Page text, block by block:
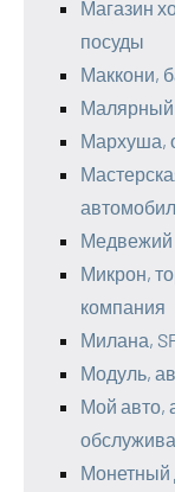
Магазин
посуды
Маккони,
Малярный
Мархуша,
Медвежий
Микрон,
компания
Милана,
Модуль,
Мой авто,
Монетный